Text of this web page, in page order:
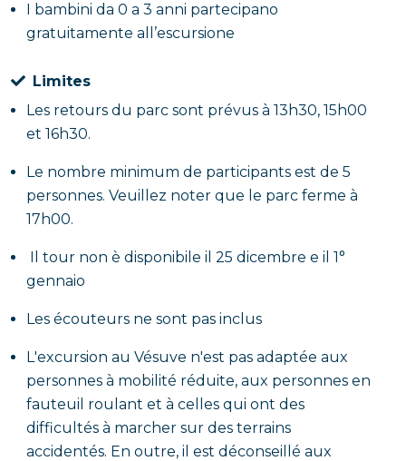
I bambini da 0 a 3 anni partecipano
gratuitamente all’escursione
Limites
Les retours du parc sont prévus à 13h30, 15h00
et 16h30.
Le nombre minimum de participants est de 5
personnes. Veuillez noter que le parc ferme à
17h00.
Il tour non è disponibile il 25 dicembre e il 1°
gennaio
Les écouteurs ne sont pas inclus
L'excursion au Vésuve n'est pas adaptée aux
personnes à mobilité réduite, aux personnes en
fauteuil roulant et à celles qui ont des
difficultés à marcher sur des terrains
accidentés. En outre, il est déconseillé aux